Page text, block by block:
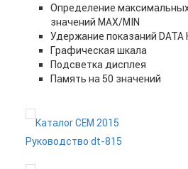
Определение
значений MAX/MIN
Удержание показаний DATA
Графическая шкала
Подсветка дисплея
Память на 50 значений
Каталог CEM 2015
Руководство dt-815